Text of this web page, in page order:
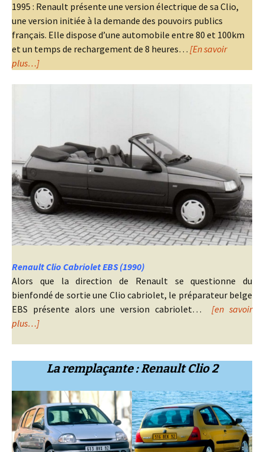
1995 : Renault présente une version électrique de sa Clio,
une version initiée à la demande des pouvoirs publics
français. Elle dispose d’une automobile entre 80 et 100km
et un temps de rechargement de 8 heures… [En savoir
plus…]
Renault Clio Cabriolet EBS (1990)
Alors que la direction de Renault se questionne du
bienfondé de sortie une Clio cabriolet, le préparateur belge
EBS présente alors une version cabriolet… [en savoir
plus…]
La remplaçante : Renault Clio 2